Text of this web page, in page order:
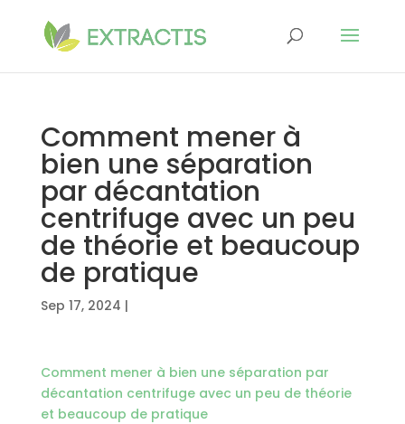
Comment mener à
bien une séparation
par décantation
centrifuge avec un peu
de théorie et beaucoup
de pratique
Sep 17, 2024 |
Comment mener à bien une séparation par
décantation centrifuge avec un peu de théorie
et beaucoup de pratique